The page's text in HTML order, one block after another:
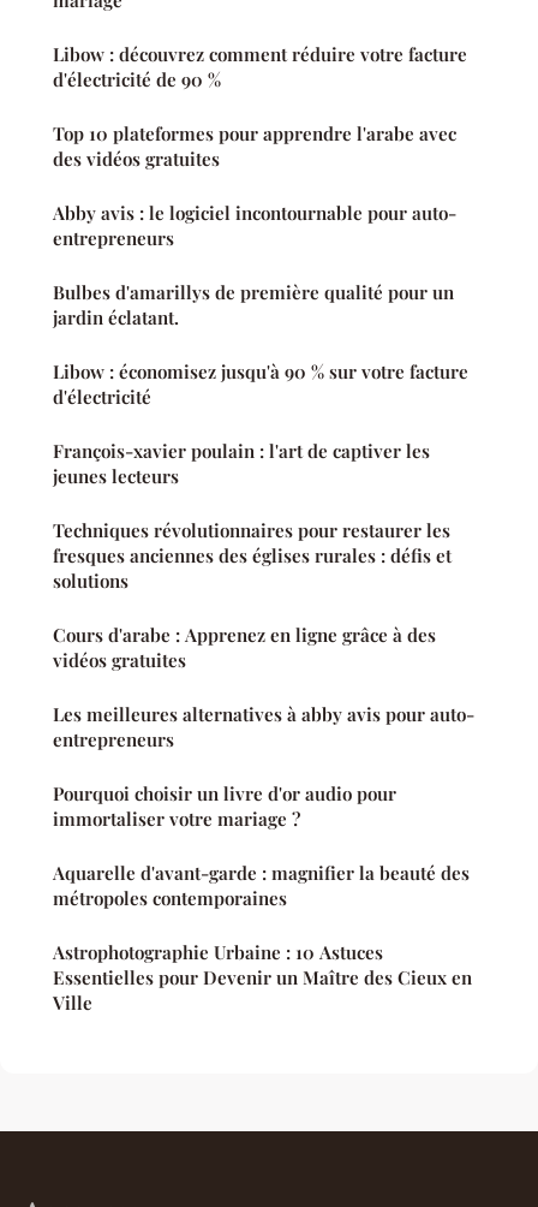
Libow : découvrez comment réduire votre facture
d'électricité de 90 %
Top 10 plateformes pour apprendre l'arabe avec
des vidéos gratuites
Abby avis : le logiciel incontournable pour auto-
entrepreneurs
Bulbes d'amarillys de première qualité pour un
jardin éclatant.
Libow : économisez jusqu'à 90 % sur votre facture
d'électricité
François-xavier poulain : l'art de captiver les
jeunes lecteurs
Techniques révolutionnaires pour restaurer les
fresques anciennes des églises rurales : défis et
solutions
Cours d'arabe : Apprenez en ligne grâce à des
vidéos gratuites
Les meilleures alternatives à abby avis pour auto-
entrepreneurs
Pourquoi choisir un livre d'or audio pour
immortaliser votre mariage ?
Aquarelle d'avant-garde : magnifier la beauté des
métropoles contemporaines
Astrophotographie Urbaine : 10 Astuces
Essentielles pour Devenir un Maître des Cieux en
Ville